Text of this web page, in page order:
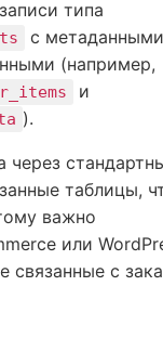
типа
с
(например,
и
).
через
таблицы,
важно
или
связанные с